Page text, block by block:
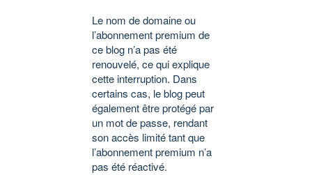
Le nom de domaine ou
l’abonnement premium de
ce blog n’a pas été
renouvelé, ce qui explique
cette interruption. Dans
certains cas, le blog peut
également être protégé par
un mot de passe, rendant
son accès limité tant que
l’abonnement premium n’a
pas été réactivé.